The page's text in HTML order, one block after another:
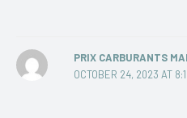
PRIX CARBURANTS
OCTOBER 24, 2023 AT